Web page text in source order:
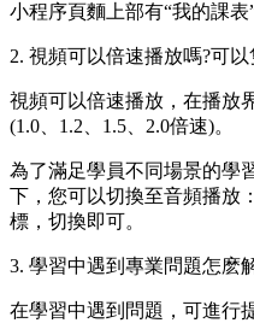
小程序頁麵上部有“我的課表
2. 視頻可以倍速播放嗎?可
視頻可以倍速播放，在播放
(1.0、1.2、1.5、2.0倍速)。
為了滿足學員不同場景的學
下，您可以切換至音頻播放
標，切換即可。
3. 學習中遇到專業問題怎麽
在學習中遇到問題，可進行